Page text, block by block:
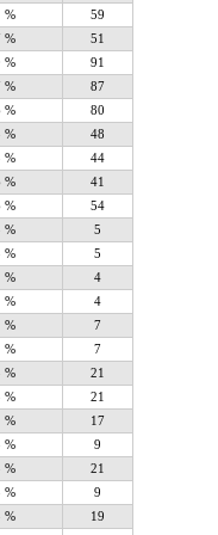
%
59
%
51
%
91
%
87
%
80
%
48
%
44
%
41
%
54
%
5
%
5
%
4
%
4
%
7
%
7
%
21
%
21
%
17
%
9
%
21
%
9
%
19